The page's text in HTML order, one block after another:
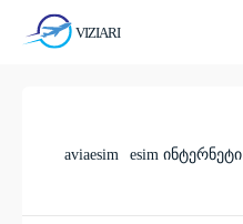
VIZIARI
aviaesim esim ინტერნეტი